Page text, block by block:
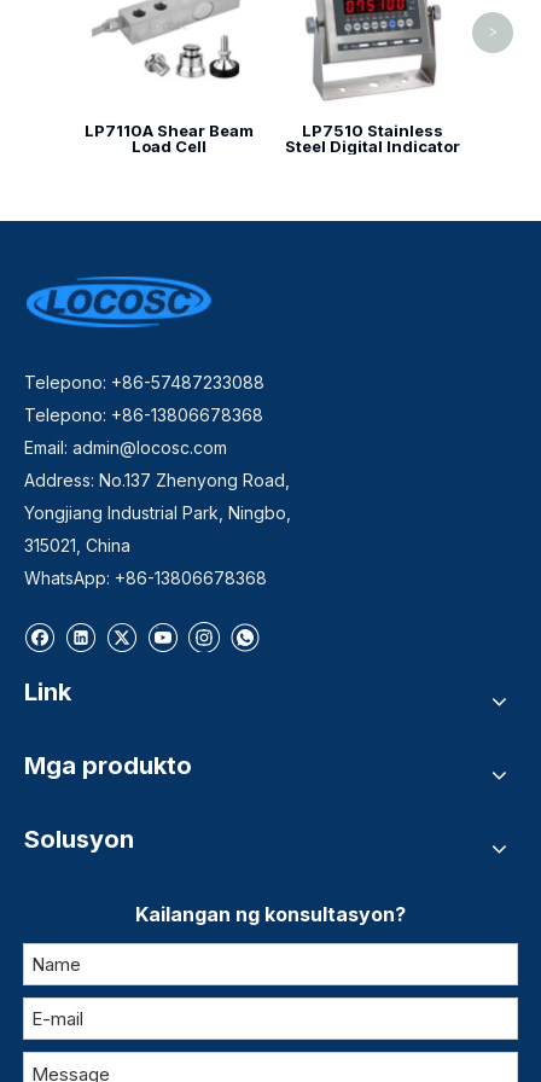
LP7110A Shear Beam
Load Cell
LP7510 Stainless
Steel Digital Indicator
>
Telepono: +86-57487233088
Telepono: +86-13806678368
Email: admin@locosc.com
Address: No.137 Zhenyong Road,
Yongjiang Industrial Park, Ningbo,
315021, China
WhatsApp: +86-13806678368
Link
Mga produkto
Solusyon
Kailangan ng konsultasyon?